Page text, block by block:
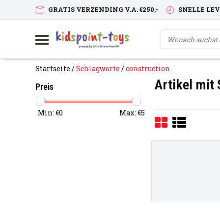
GRATIS VERZENDING V.A. €250,- SNELLE
Startseite /Schlagworte /construction
Preis
Min: €0 Max: €5
Artikel mit